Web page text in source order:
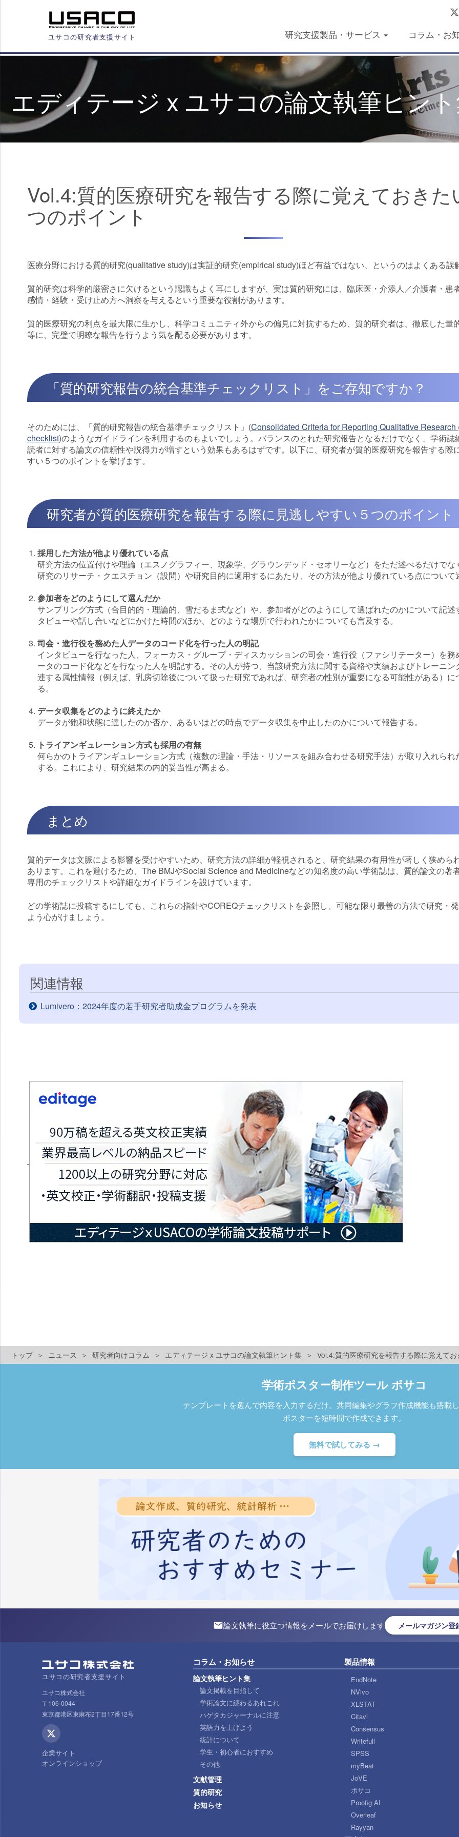
ユサコの研究者支援サイト 研究支援製品・サービス コラム・お
エディテージ x ユサコの論文執筆ヒン
Vol.4:質的医療研究を報告する際に覚えておきた
つのポイント
医療分野における質的研究(qualitative study)は実証的研究(empirical study)ほど有益ではない、というのはよくある誤
質的研究は科学的厳密さに欠けるという認識もよく耳にしますが、実は質的研究には、臨床医・介添人／介護者・患者
感情・経験・受け止め方へ洞察を与えるという重要な役割があります。
質的医療研究の利点を最大限に生かし、科学コミュニティ外からの偏見に対抗するため、質的研究者は、徹底した量
等に、完璧で明瞭な報告を行うよう気を配る必要があります。
「質的研究報告の統合基準チェックリスト」をご存知ですか？
そのためには、「質的研究報告の統合基準チェックリスト」(Consolidated Criteria for Reporting Qualitative Research
checklist)のようなガイドラインを利用するのもよいでしょう。バランスのとれた研究報告となるだけでなく、学術誌
読者に対する論文の信頼性や説得力が増すという効果もあるはずです。以下に、研究者が質的医療研究を報告する際
すい５つのポイントを挙げます。
研究者が質的医療研究を報告する際に見逃しやすい５つのポイント
採用した方法が他より優れている点
研究方法の位置付けや理論（エスノグラフィー、現象学、グラウンデッド・セオリーなど）をただ述べるだけでな
研究のリサーチ・クエスチョン（設問）や研究目的に適用するにあたり、その方法が他より優れている点について
参加者をどのようにして選んだか
サンプリング方式（合目的的・理論的、雪だるま式など）や、参加者がどのようにして選ばれたのかについて記述
タビューや話し合いなどにかけた時間のほか、どのような場所で行われたかについても言及する。
司会・進行役を務めた人データのコード化を行った人の明記
インタビューを行なった人、フォーカス・グループ・ディスカッションの司会・進行役（ファシリテーター）を務
ータのコード化などを行なった人を明記する。その人が持つ、当該研究方法に関する資格や実績およびトレーニン
連する属性情報（例えば、乳房切除後について扱った研究であれば、研究者の性別が重要になる可能性がある）に
る。
データ収集をどのように終えたか
データが飽和状態に達したのか否か、あるいはどの時点でデータ収集を中止したのかについて報告する。
トライアンギュレーション方式も採用の有無
何らかのトライアンギュレーション方式（複数の理論・手法・リソースを組み合わせる研究手法）が取り入れられ
する。これにより、研究結果の内的妥当性が高まる。
まとめ
質的データは文脈による影響を受けやすいため、研究方法の詳細が軽視されると、研究結果の有用性が著しく狭めら
あります。これを避けるため、The BMJやSocial Science and Medicineなどの知名度の高い学術誌は、質的論文の著
専用のチェックリストや詳細なガイドラインを設けています。
どの学術誌に投稿するにしても、これらの指針やCOREQチェックリストを参照し、可能な限り最善の方法で研究・
よう心がけましょう。
関連情報
Lumivero：2024年度の若手研究者助成金プログラムを発表
トップ ニュース 研究者向けコラム エディテージ x ユサコの論文執筆ヒント集 Vol.4:質的医療研究を報告する際に覚えて
学術ポスター制作ツール ポサコ
テンプレートを選んで内容を入力するだけ。共同編集やグラフ作成機能も搭載
ポスターを短時間で作成できます。
無料で試してみる →
論文執筆に役立つ情報をメールでお届けします メールマガジン登
ユサコの研究者支援サイト
ユサコ株式会社
〒106-0044
東京都港区東麻布2丁目17番12号
企業サイト
オンラインショップ
コラム・お知らせ
論文執筆ヒント集
論文掲載を目指して
学術論文に纏わるあれこれ
ハゲタカジャーナルに注意
英語力を上げよう
統計について
学生・初心者におすすめ
その他
文献管理
質的研究
お知らせ
製品情報
EndNote
NVivo
XLSTAT
Citavi
Consensus
Writefull
SPSS
myBeat
JoVE
ポサコ
Proofig AI
Overleaf
Rayyan